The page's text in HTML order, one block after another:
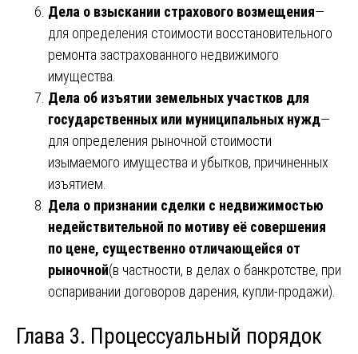
Дела о взыскании страхового возмещения—
для определения стоимости восстановительного
ремонта застрахованного недвижимого
имущества.
Дела об изъятии земельных участков для
государственных или муниципальных нужд—
для определения рыночной стоимости
изымаемого имущества и убытков, причиненных
изъятием.
Дела о признании сделки с недвижимостью
недействительной по мотиву её совершения
по цене, существенно отличающейся от
рыночной(в частности, в делах о банкротстве, при
оспаривании договоров дарения, купли-продажи).
Глава 3. Процессуальный порядок